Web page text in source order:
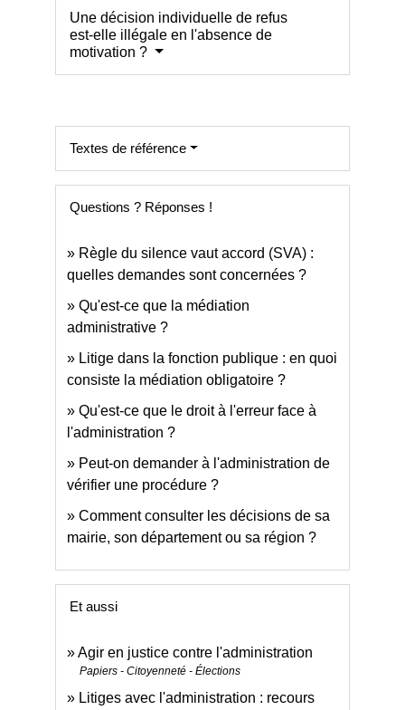
Une décision individuelle de refus
est-elle illégale en l'absence de
motivation ?
Textes de référence
Questions ? Réponses !
Règle du silence vaut accord (SVA) :
quelles demandes sont concernées ?
Qu'est-ce que la médiation
administrative ?
Litige dans la fonction publique : en quoi
consiste la médiation obligatoire ?
Qu'est-ce que le droit à l'erreur face à
l'administration ?
Peut-on demander à l'administration de
vérifier une procédure ?
Comment consulter les décisions de sa
mairie, son département ou sa région ?
Et aussi
Agir en justice contre l'administration
Papiers - Citoyenneté - Élections
Litiges avec l'administration : recours